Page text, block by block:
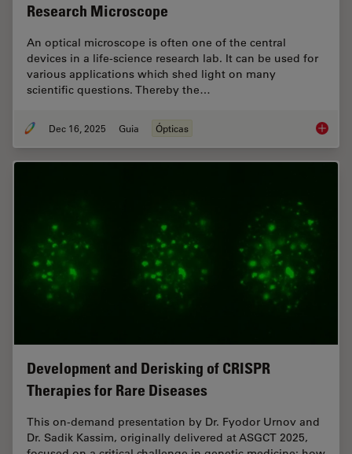
Research Microscope
An optical microscope is often one of the central
devices in a life-science research lab. It can be used for
various applications which shed light on many
scientific questions. Thereby the…
Dec 16, 2025 Guia Ópticas Factors
Development and Derisking of CRISPR
Therapies for Rare Diseases
This on-demand presentation by Dr. Fyodor Urnov and
Dr. Sadik Kassim, originally delivered at ASGCT 2025,